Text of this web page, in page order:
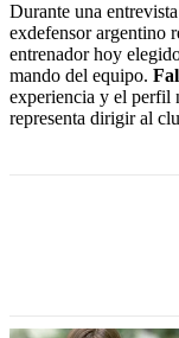
Durante una
exdefensor argentino
entrenador hoy
mando del equipo.
experiencia y el perfil
representa dirigir al